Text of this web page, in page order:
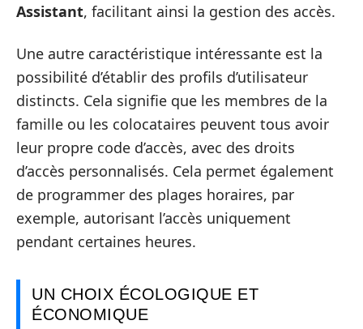
Assistant, facilitant ainsi la gestion des accès.
Une autre caractéristique intéressante est la
possibilité d’établir des profils d’utilisateur
distincts. Cela signifie que les membres de la
famille ou les colocataires peuvent tous avoir
leur propre code d’accès, avec des droits
d’accès personnalisés. Cela permet également
de programmer des plages horaires, par
exemple, autorisant l’accès uniquement
pendant certaines heures.
UN CHOIX ÉCOLOGIQUE ET
ÉCONOMIQUE